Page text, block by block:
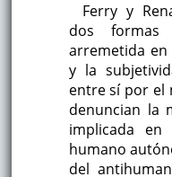
Ferry y
dos formas
arremetida
y la
entre sí por el
denuncian la
implicada
humano
del